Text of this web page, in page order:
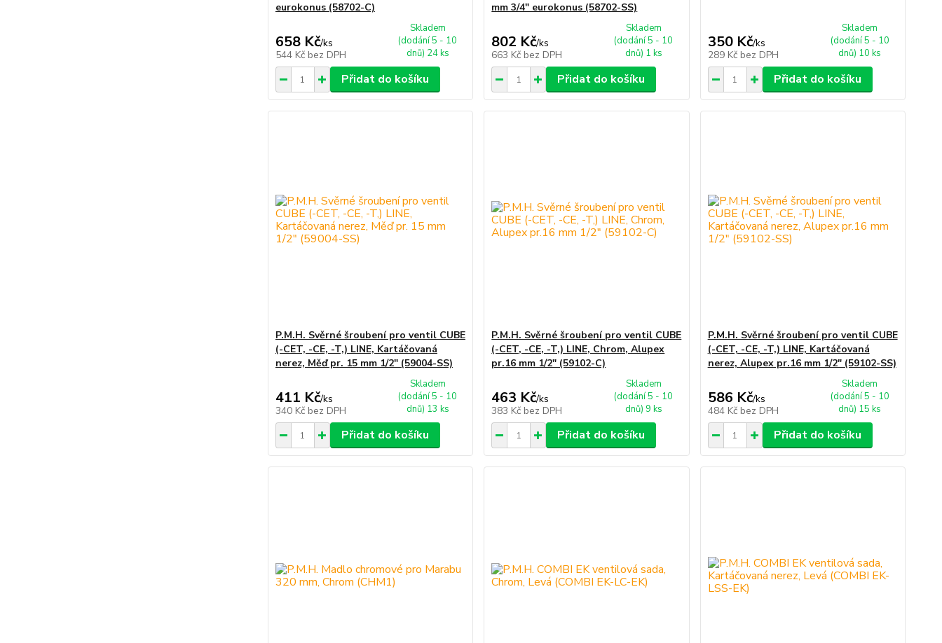
eurokonus (58702-C)
658 Kč/ks
544 Kč bez DPH
Skladem
(dodání 5 - 10
dnů) 24 ks
Přidat do košíku
mm 3/4" eurokonus (58702-SS)
802 Kč/ks
663 Kč bez DPH
Skladem
(dodání 5 - 10
dnů) 1 ks
Přidat do košíku
350 Kč/ks
289 Kč bez DPH
Skladem
(dodání 5 - 10
dnů) 10 ks
Přidat do košíku
P.M.H. Svěrné šroubení pro ventil CUBE
(-CET, -CE, -T,) LINE, Kartáčovaná
nerez, Měď pr. 15 mm 1/2" (59004-SS)
411 Kč/ks
340 Kč bez DPH
Skladem
(dodání 5 - 10
dnů) 13 ks
Přidat do košíku
P.M.H. Svěrné šroubení pro ventil CUBE
(-CET, -CE, -T,) LINE, Chrom, Alupex
pr.16 mm 1/2" (59102-C)
463 Kč/ks
383 Kč bez DPH
Skladem
(dodání 5 - 10
dnů) 9 ks
Přidat do košíku
P.M.H. Svěrné šroubení pro ventil CUBE
(-CET, -CE, -T,) LINE, Kartáčovaná
nerez, Alupex pr.16 mm 1/2" (59102-SS)
586 Kč/ks
484 Kč bez DPH
Skladem
(dodání 5 - 10
dnů) 15 ks
Přidat do košíku